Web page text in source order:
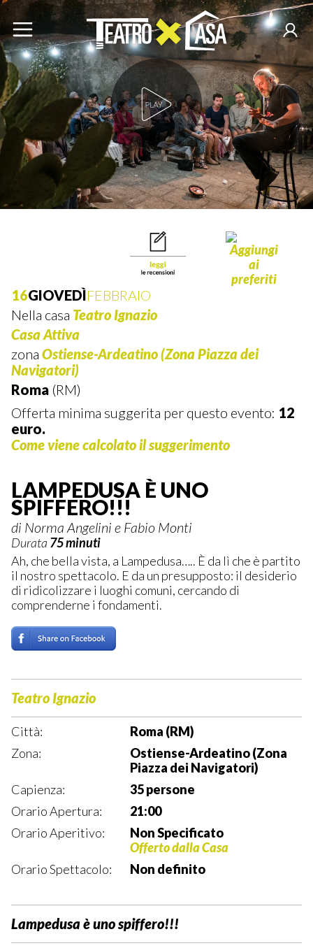
Play Video
16GIOVEDÌFEBBRAIO
Nella casa Teatro Ignazio
Casa Attiva
zonaOstiense-Ardeatino (Zona Piazza dei
Navigatori)
Roma (RM)
Offerta minima suggerita per questo evento: 12
euro.
Come viene calcolato il suggerimento
LAMPEDUSA È UNO
SPIFFERO!!!
di Norma Angelini e Fabio Monti
Durata 75 minuti
Ah, che bella vista, a Lampedusa….. È da lì che è partito
il nostro spettacolo. E da un presupposto: il desiderio
di ridicolizzare i luoghi comuni, cercando di
comprenderne i fondamenti.
Teatro Ignazio
Città:
Roma (RM)
Zona:
Ostiense-Ardeatino (Zona
Piazza dei Navigatori)
Capienza:
35 persone
Orario Apertura:
21:00
Orario Aperitivo:
Non Specificato
Offerto dalla Casa
Orario Spettacolo:
Non definito
Lampedusa è uno spiffero!!!